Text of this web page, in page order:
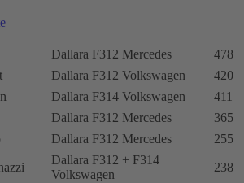
Dallara F312 Mercedes
478
Dallara F312 Volkswagen
420
Dallara F314 Volkswagen
411
Dallara F312 Mercedes
365
Dallara F312 Mercedes 255
Dallara F312 + F314
Volkswagen
238